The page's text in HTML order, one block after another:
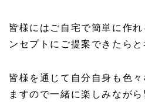
皆様にはご自宅で簡単に作
ンセプトにご提案できたらと
皆様を通じて自分自身も色
ますので一緒に楽しみなが